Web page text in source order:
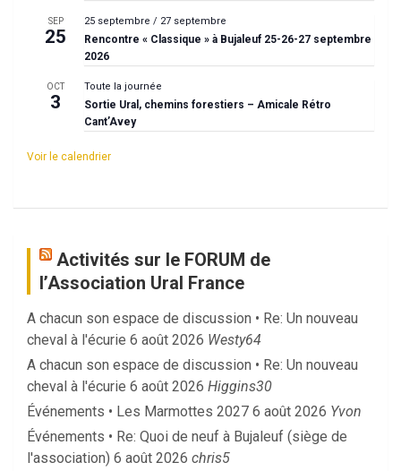
SEP
25
25 septembre / 27 septembre
Rencontre « Classique » à Bujaleuf 25-26-27 septembre
2026
OCT
3
Toute la journée
Sortie Ural, chemins forestiers – Amicale Rétro
Cant’Avey
Voir le calendrier
Activités sur le FORUM de
l’Association Ural France
A chacun son espace de discussion • Re: Un nouveau
cheval à l'écurie 6 août 2026 Westy64
A chacun son espace de discussion • Re: Un nouveau
cheval à l'écurie 6 août 2026 Higgins30
Événements • Les Marmottes 2027 6 août 2026 Yvon
Événements • Re: Quoi de neuf à Bujaleuf (siège de
l'association) 6 août 2026 chris5